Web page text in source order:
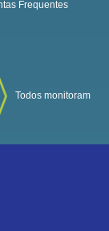
Frequentes
Todos monitoram